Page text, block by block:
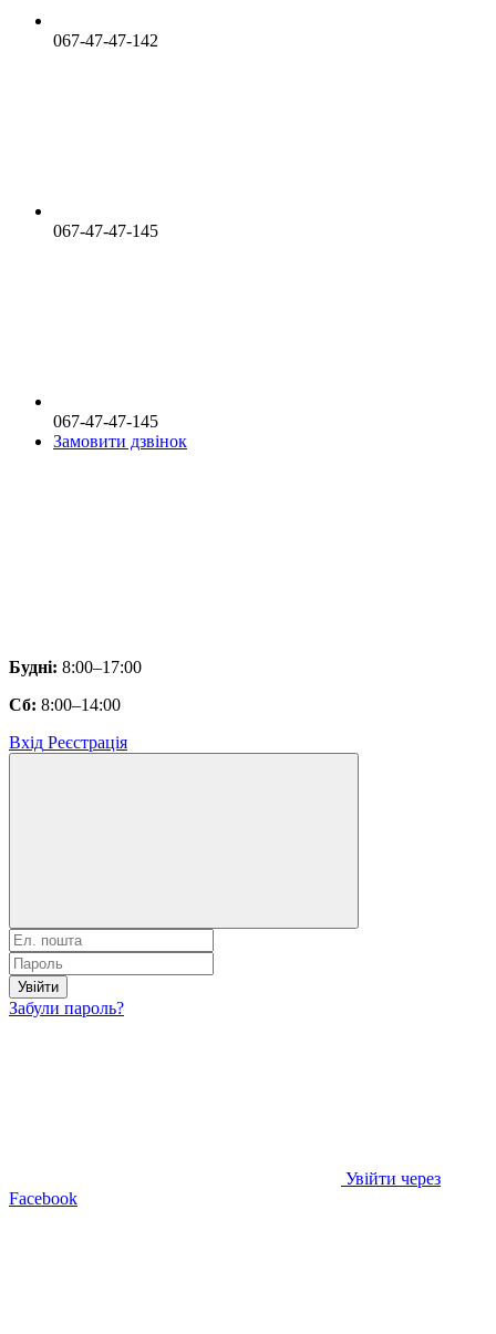
067-47-47-142
067-47-47-145
067-47-47-145
Замовити дзвінок
Будні: 8:00–17:00
Сб: 8:00–14:00
Вхід Реєстрація
Увійти
Забули пароль?
Увійти через
Facebook